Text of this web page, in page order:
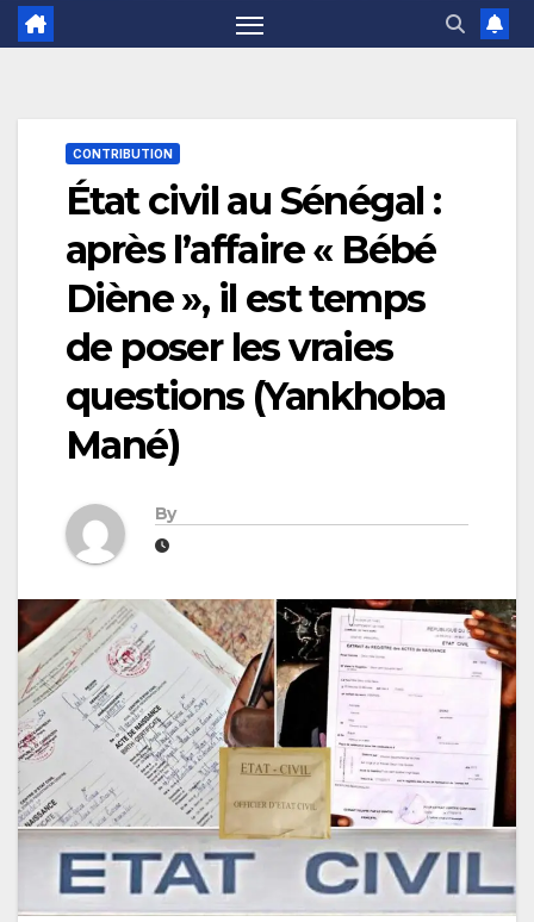
CONTRIBUTION
État civil au Sénégal :
après l’affaire « Bébé
Diène », il est temps
de poser les vraies
questions (Yankhoba
Mané)
By